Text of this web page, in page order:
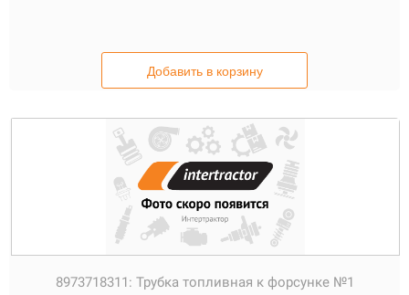
Добавить в корзину
8973718311: Трубка топливная к форсунке №1